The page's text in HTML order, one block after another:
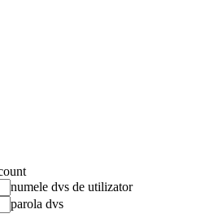
numele dvs de utilizator
parola dvs